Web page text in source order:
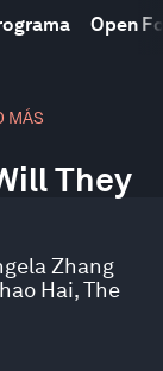
Open
MÁS
They
Zhang
Hai,The